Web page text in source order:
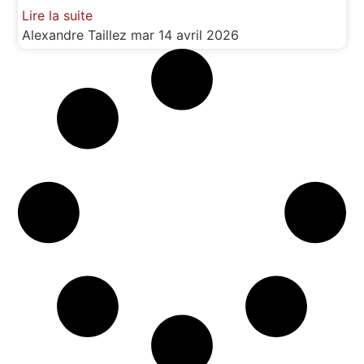
Lire la suite
Alexandre Taillez mar 14 avril 2026